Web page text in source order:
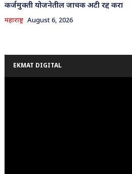
कर्जमुक्ती योजनेतील जाचक अटी रद्द करा
महाराष्ट्र August 6, 2026
EKMAT DIGITAL